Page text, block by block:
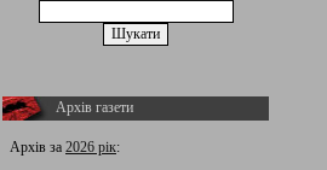
Архів газети
Архів за 2026 рік: